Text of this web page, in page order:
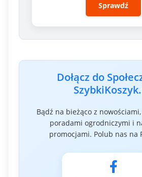
Sprawdź
Dołącz do
Bądź na bieżąco z
poradami ogrodniczymi i
promocjami. Polub nas na